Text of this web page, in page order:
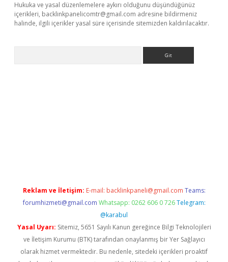
Hukuka ve yasal düzenlemelere aykırı olduğunu düşündüğünüz
içerikleri, backlinkpanelicomtr@gmail.com adresine bildirmeniz
halinde, ilgili içerikler yasal süre içerisinde sitemizden kaldırılacaktır.
Reklam ve İletişim: E-mail: backlinkpaneli@gmail.com Teams:
forumhizmeti@gmail.com Whatsapp: 0262 606 0 726 Telegram:
@karabul
Yasal Uyarı: Sitemiz, 5651 Sayılı Kanun gereğince Bilgi Teknolojileri
ve İletişim Kurumu (BTK) tarafından onaylanmış bir Yer Sağlayıcı
olarak hizmet vermektedir. Bu nedenle, sitedeki içerikleri proaktif